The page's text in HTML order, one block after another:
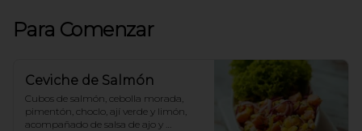
Para Comenzar
Ceviche de Salmón
Cubos de salmón, cebolla morada,
pimentón, choclo, ají verde y limón,
acompañado de salsa de ajo y